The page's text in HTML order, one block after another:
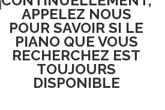
APPELEZ NOUS
POUR SAVOIR SI LE
PIANO QUE VOUS
RECHERCHEZ EST
TOUJOURS
DISPONIBLE